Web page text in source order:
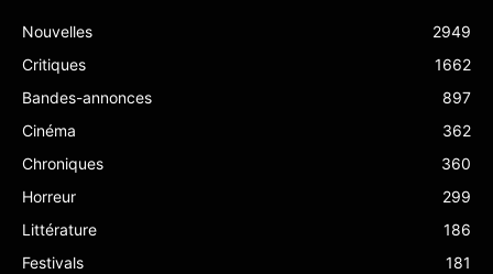
Nouvelles
2949
Critiques
1662
Bandes-annonces
897
Cinéma
362
Chroniques
360
Horreur
299
Littérature
186
Festivals
181